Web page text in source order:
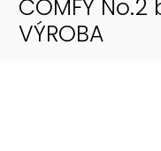
COMFY No.2
VÝROBA